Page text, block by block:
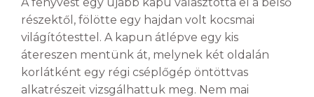
részektől, fölötte egy hajdan volt kocsmai
világítótesttel. A kapun átlépve egy kis
átereszen mentünk át, melynek két oldalán
korlátként egy régi cséplőgép öntöttvas
alkatrészeit vizsgálhattuk meg. Nem mai